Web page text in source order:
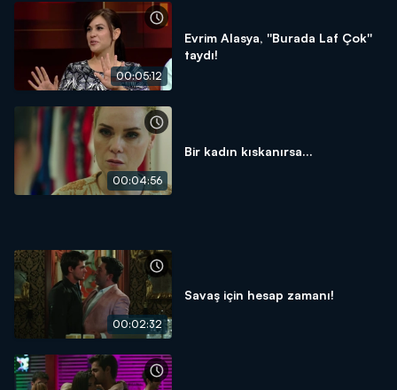
00:05:12
Evrim Alasya, ''Burada Laf Çok''
taydı!
00:04:56
Bir kadın kıskanırsa...
00:02:32
Savaş için hesap zamanı!